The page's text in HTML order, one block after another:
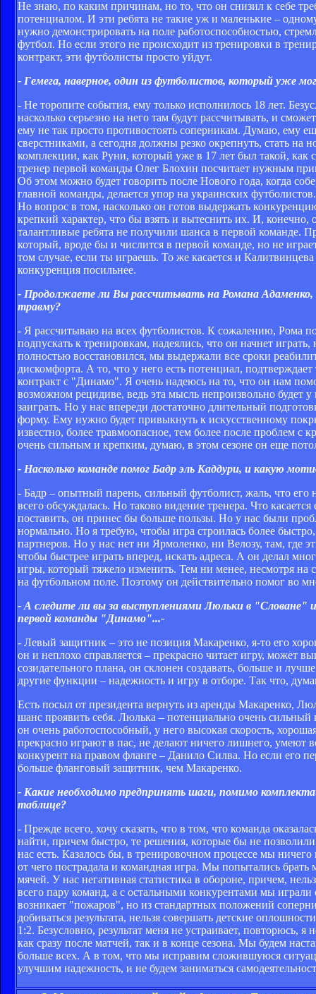
Не знаю, по каким причинам, но то, что он снизил к себе
потенциалом. И эти ребята не такие уж и маленькие –
нужно демонстрировать на поле работоспособностью,
футбол. Но если этого не происходит из тренировки в
контракт, эти футболисты просто уйдут.
- Гемега, наверное, один из футболистов, который уже
- Не торопите события, ему только исполнилось 18 лет.
насколько серьезно на него там будут рассчитывать, и
ему не так просто противостоять соперникам. Думаю, ему
сверстниками, а сегодня должны резко окрепнуть, стать
комплекции, как Руни, который уже в 17 лет был такой, как
тренер первой команды Олег Блохин посчитает нужным
Об этом можно будет говорить после Нового года, когда
главной команды, делается упор на украинских
Но вопрос в том, насколько он готов выдержать
крепкий характер, что бы взять и вытеснить их. И, конечно,
талантливые ребята не получили шанса в первой команде.
который, вроде бы и числится в первой команде, но не
том случае, если ты играешь. То же касается и
конкуренция посильнее.
- Продолжаете ли Вы рассчитывать на Романа
травму?
- Я рассчитываю на всех футболистов. К сожалению, Рома
подпускать к тренировкам, надеялись, что он начнет
полностью восстановился, мы выдержали все сроки
дискомфорта. А то, что у него есть потенциал,
контракт с "Динамо". Я очень надеюсь на то, что он нам
возможном рецидиве, ведь эта мысль непроизвольно будет у
заиграть. Но у нас впереди достаточно длительный
форму. Ему нужно будет привыкнуть к искусственному
известно, более травмоопасное, тем более после проблем с
очень сильным и крепким, думаю, в этом сезоне он еще
- Насколько команде помог Бадр эль Каддури, и какую
- Бадр – опытный парень, сильный футболист, жаль, что его
всего обсуждалась. Но таково видение тренера. Что
поставить, он принес бы больше пользы. Но у нас были
нормально. Но я требую, чтобы игра строилась более
партнеров. Но у нас нет ни Ярмоленко, ни Велозу, там, где
чтобы быстрее играть вперед, искать адреса. А он делал
игры, который тяжело изменить. Тем ни менее, несмотря на
на футбольном поле. Поэтому он действительно помог во
- А следите ли вы за выступлениями Люльки в "Словане"
первой команды "Динамо"...-
- Левый защитник – это не позиция Макаренко, я-то его
он и неплохо справляется – прекрасно читает игру, может
созидательного плана, он склонен создавать, больше и
другие функции – надежность и игру в отборе. Так что,
Есть посыл от президента вернуть из аренды Макаренко,
шанс проявить себя. Люлька – потенциально очень
он очень работоспособный, у него высокая скорость,
прекрасно играют в пас, не делают ничего лишнего, умеют
конкурент на правом фланге – Данило Силва. Но если его
больше фланговый защитник, чем Макаренко.
- Какие необходимо предпринять шаги, помимо
таблице?
- Прежде всего, хочу сказать, что в том, что команда
найти, причем быстро, те решения, которые бы не
нас есть. Казалось бы, в тренировочном процессе мы
от чего пострадала и командная игра. Мы попытались
мячей. У нас негативная статистика в обороне, причем,
всего пару команд, а с остальными конкурентами мы
возникает "пожаров", но из стандартных положений
добиваться результата, нельзя совершать детские
1:2. Безусловно, результат меня не устраивает,
как сразу после матчей, так и в конце сезона. Мы будем
больше всех. А в том, что мы исправим сложившуюся
улучшим надежность, и не будем заниматься